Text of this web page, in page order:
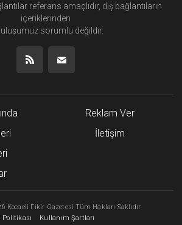
referans amaçlıdır, dış bağlantıların
içeriklerinden
sorumlu değildir.
Reklam Ver
İletişim
Kocaeli Fikir Gazetesi Tüm Hakları Saklıdır
Politikası
Kullanım Şartları